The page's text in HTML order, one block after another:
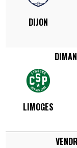
DIJON
LIMOGES